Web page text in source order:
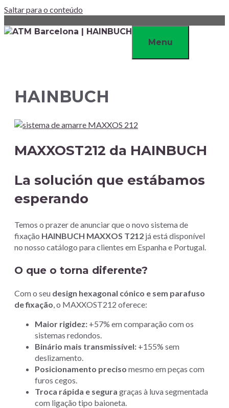
Saltar para o conteúdo
Menu
HAINBUCH
MAXXOST212 da HAINBUCH
La solución que estábamos
esperando
Temos o prazer de anunciar que o novo sistema de
fixação HAINBUCH MAXXOS T212 já está disponível
no nosso catálogo para clientes em Espanha e Portugal.
O que o torna diferente?
Com o seu design hexagonal cónico e sem parafuso
de fixação , o MAXXOST212 oferece:
Maior rigidez: +57% em comparação com os
sistemas redondos.
Binário mais transmissível: +155% sem
deslizamento.
Posicionamento preciso mesmo em peças com
furos cegos.
Troca rápida e segura graças à luva segmentada
com ligação tipo baioneta.